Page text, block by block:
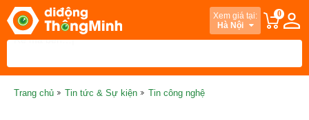
Xem giá tại:
Hà Nội
0
Trang chủ Tin tức & Sự kiện Tin công nghệ